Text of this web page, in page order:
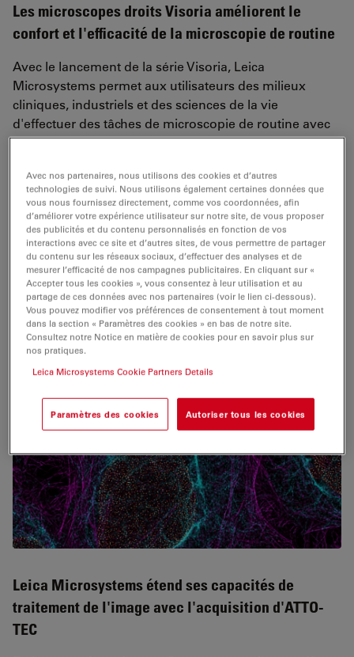
Les microscopes droits Visoria améliorent le
confort et l'efficacité de la microscopie de routine
Avec le lancement de la série Visoria, Leica
Microsystems permet aux utilisateurs des milieux
cliniques, industriels et des sciences de la vie
d'effectuer des tâches de microscopie de routine avec
plus de confort et d'efficacité. Grâce à leur conception
visualisation numérique, les microscopes droits Visoria
contribuent à réduire la fatigue et à faire gagner du
temps aux utilisateurs lors de l'examen d'échantillons
histologiques, de l'inspection de matériaux ou de
l'analyse de structures géologiques.
Leica Microsystems étend ses capacités de
traitement de l'image avec l'acquisition d'ATTO-
TEC
Avec nos partenaires, nous utilisons des cookies et d’autres
technologies de suivi. Nous utilisons également certaines données que
vous nous fournissez directement, comme vos coordonnées, afin
d’améliorer votre expérience utilisateur sur notre site, de vous proposer
des publicités et du contenu personnalisés en fonction de vos
interactions avec ce site et d’autres sites, de vous permettre de partager
du contenu sur les réseaux sociaux, d’effectuer des analyses et de
mesurer l’efficacité de nos campagnes publicitaires. En cliquant sur «
Accepter tous les cookies », vous consentez à leur utilisation et au
partage de ces données avec nos partenaires (voir le lien ci-dessous).
Vous pouvez modifier vos préférences de consentement à tout moment
dans la section « Paramètres des cookies » en bas de notre site.
Consultez notre Notice en matière de cookies pour en savoir plus sur
nos pratiques.
Leica Microsystems Cookie Partners Details
Paramètres des cookies Autoriser tous les cookies